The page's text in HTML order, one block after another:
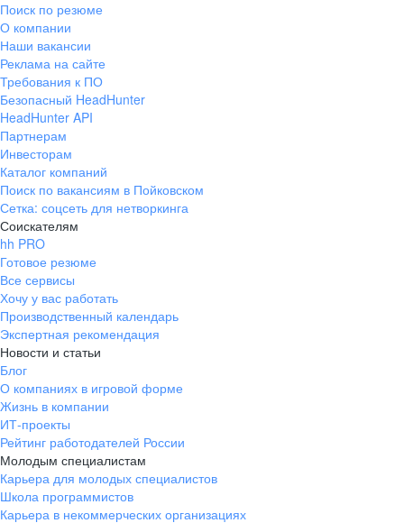
Поиск по резюме
О компании
Наши вакансии
Реклама на сайте
Требования к ПО
Безопасный HeadHunter
HeadHunter API
Партнерам
Инвесторам
Каталог компаний
Поиск по вакансиям в Пойковском
Сетка: соцсеть для нетворкинга
Соискателям
hh PRO
Готовое резюме
Все сервисы
Хочу у вас работать
Производственный календарь
Экспертная рекомендация
Новости и статьи
Блог
О компаниях в игровой форме
Жизнь в компании
ИТ-проекты
Рейтинг работодателей России
Молодым специалистам
Карьера для молодых специалистов
Школа программистов
Карьера в некоммерческих организациях